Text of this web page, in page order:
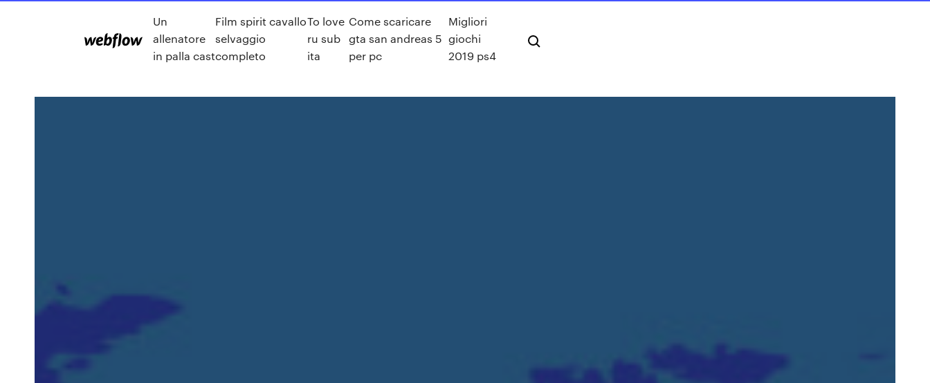
Un
allenatore
in palla cast
Film spirit cavallo
selvaggio
completo
To love
ru sub
ita
Come scaricare
gta san andreas 5
per pc
Migliori
giochi
2019 ps4